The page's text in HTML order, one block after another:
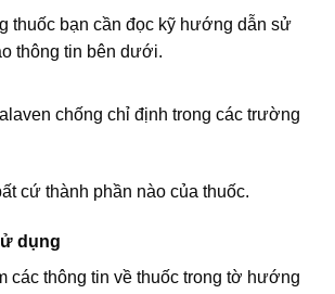
thuốc bạn cần đọc kỹ hướng dẫn sử
thông tin bên dưới.
chống chỉ định trong các trường
cứ thành phần nào của thuốc.
dụng
các thông tin về thuốc trong tờ hướng